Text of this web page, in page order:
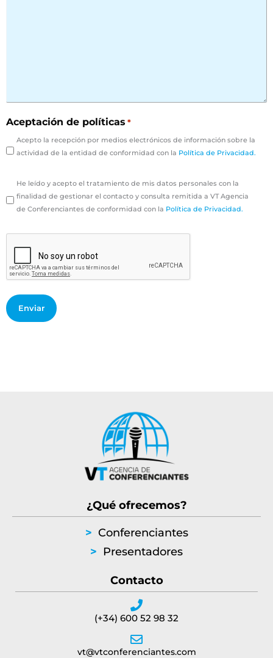
Aceptación de políticas *
Acepto la recepción por medios electrónicos de información sobre la
actividad de la entidad de conformidad con la Política de Privacidad.
Tratamiento
de
datos
*
He leído y acepto el tratamiento de mis datos personales con la
finalidad de gestionar el contacto y consulta remitida a VT Agencia
de Conferenciantes de conformidad con la Política de Privacidad.
¿Qué ofrecemos?
> Conferenciantes
> Presentadores
Contacto
(+34) 600 52 98 32
vt@vtconferenciantes.com